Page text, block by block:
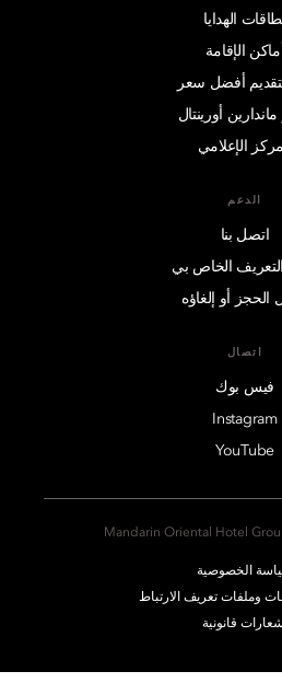
الهدايا
أماكن الإقامة
أفضل سعر
أورينتال
الإعلامي
الدعم
اتصل بنا
الخاص بي
الحجز أو إلغاؤه
اتصال
فيس بوك
Instagram
YouTube
الخصوصية
وملفات تعريف الارتباط
إشعارات قانونية